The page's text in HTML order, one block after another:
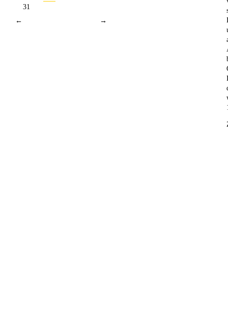
31
←
→